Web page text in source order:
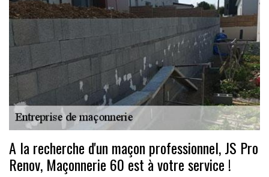
A la recherche d'un maçon professionnel, JS Pro
Renov, Maçonnerie 60 est à votre service !